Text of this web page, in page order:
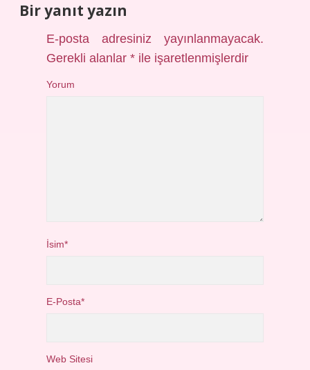
Bir yanıt yazın
E-posta adresiniz yayınlanmayacak.
Gerekli alanlar* ile işaretlenmişlerdir
Yorum
İsim*
E-Posta*
Web Sitesi